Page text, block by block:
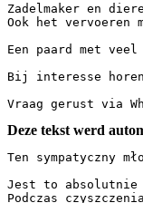
Zadelmaker en
Ook het
Een paard met
Bij interesse
Vraag gerust via
Deze tekst werd
Ten sympatyczny
Jest to absolutnie
Podczas